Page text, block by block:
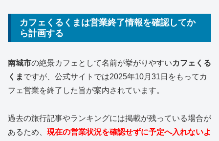
カフェくるくまは営業終了情報を確認してか
ら計画する
南城市の絶景カフェとして名前が挙がりやすいカフェくる
くま ですが、公式サイトでは2025年10月31日をもってカ
フェ営業を終了した旨が案内されています。
過去の旅行記事やランキングには掲載が残っている場合が
あるため、 現在の営業状況を確認せずに予定へ入れないよ